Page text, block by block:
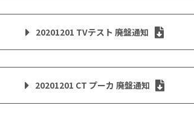
20201201 TVテスト 廃盤通知
20201201 CT プーカ 廃盤通知